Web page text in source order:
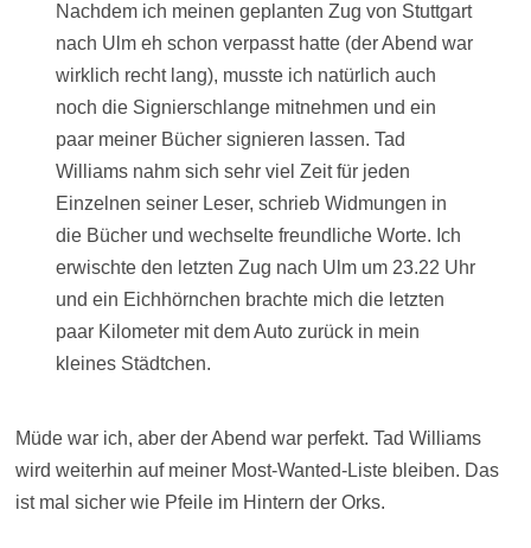
Nachdem ich meinen geplanten Zug von Stuttgart
nach Ulm eh schon verpasst hatte (der Abend war
wirklich recht lang), musste ich natürlich auch
noch die Signierschlange mitnehmen und ein
paar meiner Bücher signieren lassen. Tad
Williams nahm sich sehr viel Zeit für jeden
Einzelnen seiner Leser, schrieb Widmungen in
die Bücher und wechselte freundliche Worte. Ich
erwischte den letzten Zug nach Ulm um 23.22 Uhr
und ein Eichhörnchen brachte mich die letzten
paar Kilometer mit dem Auto zurück in mein
kleines Städtchen.
Müde war ich, aber der Abend war perfekt. Tad Williams
wird weiterhin auf meiner Most-Wanted-Liste bleiben. Das
ist mal sicher wie Pfeile im Hintern der Orks.